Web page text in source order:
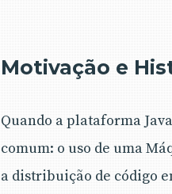
Motivação e
Quando a plataforma
comum: o uso de uma
a distribuição de código